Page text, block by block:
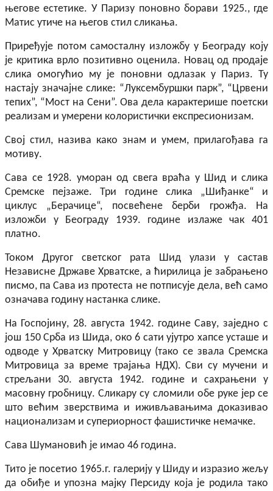
његове естетике. У Паризу поновно борави 1925., где
Матис утиче на његов стил сликања.
Приређује потом самосталну изложбу у Београду коју
је критика врло позитивно оценила. Новац од продаје
слика омогућио му је поновни одлазак у Париз. Ту
настају значајне слике: “Луксембуршки парк”, “Црвени
тепих”, “Мост на Сени”. Ова дела карактерише поетски
реализам и умерени колористички експресионизам.
Свој стил, назива како знам и умем, прилагођава га
мотиву.
Сава се 1928. уморан од свега враћа у Шид и слика
Сремске пејзаже. Три године слика „Шиђанке“ и
циклус „Берачице“, посвећене берби грожђа. На
изложби у Београду 1939. године излаже чак 401
платно.
Током Другог светског рата Шид улази у састав
Независне Државе Хрватске, а ћирилица је забрањено
писмо, па Сава из протеста не потписује дела, већ само
означава годину настанка слике.
На Госпојину, 28. августа 1942. године Саву, заједно с
још 150 Срба из Шида, око 6 сати ујутро хапсе усташе и
одводе у Хрватску Митровицу (тако се звала Сремска
Митровица за време трајања НДХ). Сви су мучени и
стрељани 30. августа 1942. године и сахрањени у
масовну гробницу. Сликару су сломили обе руке јер се
што већим зверствима и иживљавањима доказивао
национализам и супериорност фашистичке немачке.
Сава Шумановић је имао 46 година.
Тито је посетио 1965.г. галерију у Шиду и изразио жељу
да обиђеи упозна мајку Персиду која је родила тако